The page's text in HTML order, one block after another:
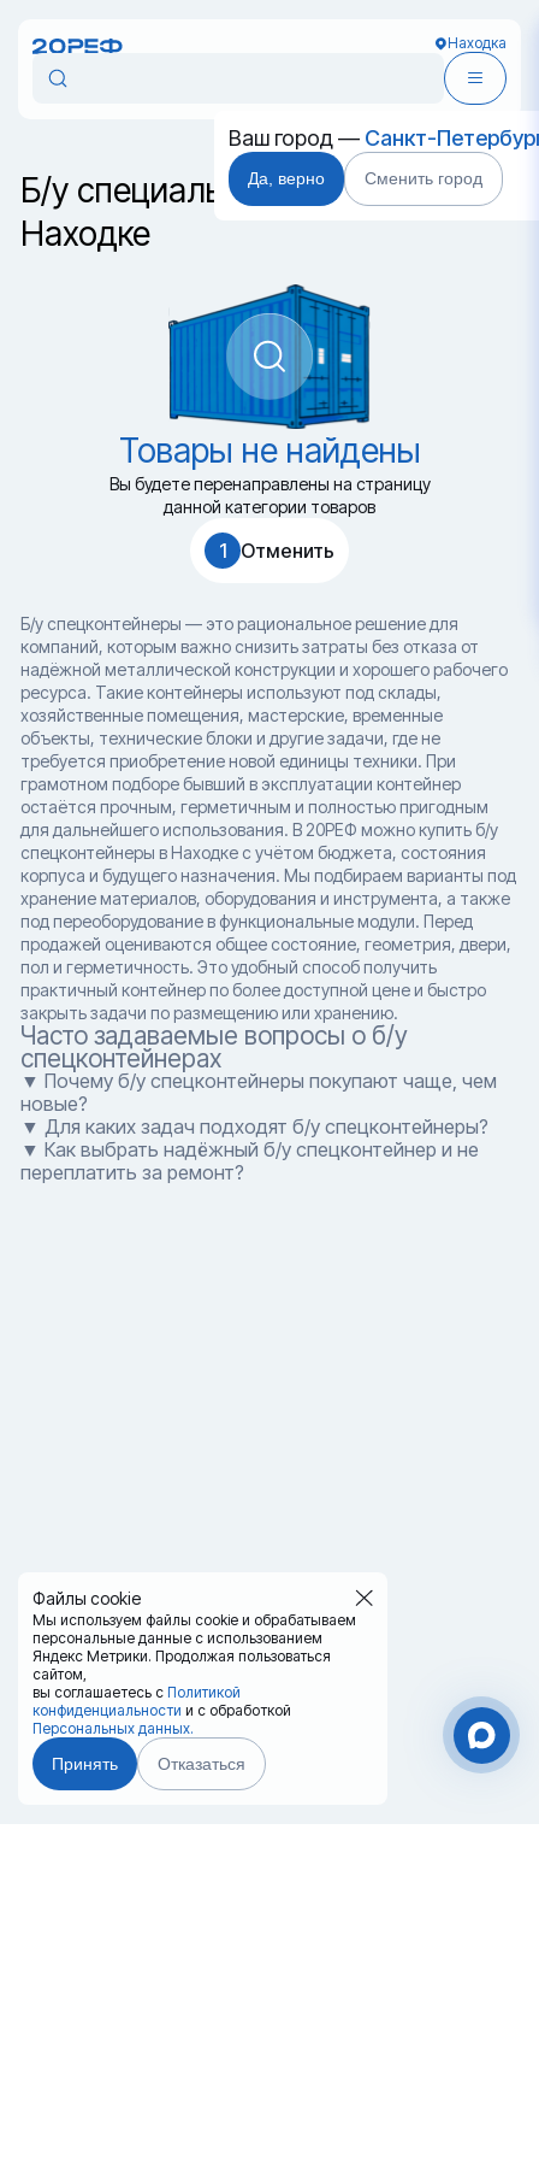
Находка
Ваш город — Санкт-
Да, верно Сменить город
Файлы cookie
Мы используем файлы cookie и обрабатываем
персональные данные с использованием
Яндекс Метрики. Продолжая пользоваться
сайтом,
вы соглашаетесь с Политикой
конфиденциальности и с обработкой
Персональных данных.
Принять Отказаться
Б/у специальные контейнеры в
Находке
Товары не найдены
Вы будете перенаправлены на страницу
данной категории товаров
1 Отменить
Б/у спецконтейнеры — это рациональное решение для
компаний, которым важно снизить затраты без отказа от
надёжной металлической конструкции и хорошего рабочего
ресурса. Такие контейнеры используют под склады,
хозяйственные помещения, мастерские, временные
объекты, технические блоки и другие задачи, где не
требуется приобретение новой единицы техники. При
грамотном подборе бывший в эксплуатации контейнер
остаётся прочным, герметичным и полностью пригодным
для дальнейшего использования. В 20РЕФ можно купить б/у
спецконтейнеры в Находке с учётом бюджета, состояния
корпуса и будущего назначения. Мы подбираем варианты под
хранение материалов, оборудования и инструмента, а также
под переоборудование в функциональные модули. Перед
продажей оцениваются общее состояние, геометрия, двери,
пол и герметичность. Это удобный способ получить
практичный контейнер по более доступной цене и быстро
закрыть задачи по размещению или хранению.
Часто задаваемые вопросы о б/у
спецконтейнерах
▼ Почему б/у спецконтейнеры покупают чаще, чем
новые?
▼ Для каких задач подходят б/у спецконтейнеры?
▼ Как выбрать надёжный б/у спецконтейнер и не
переплатить за ремонт?